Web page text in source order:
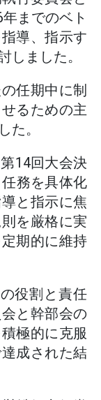
までのベト
導、指示す
しました。
任期中に制
るための主
た。
14回大会決
務を具体化
と指示に焦
を厳格に実
期的に維持
役割と責任
と幹部会の
極的に克服
成された結